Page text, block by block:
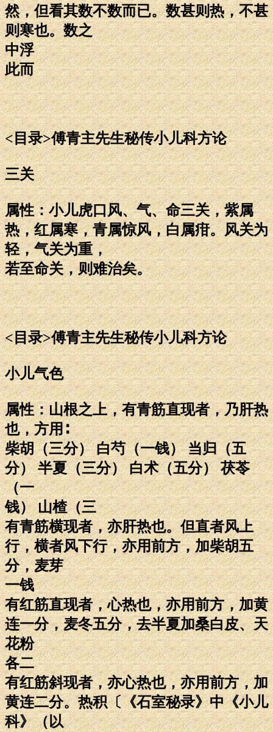
然，但看其数不数而已。数甚则热，不甚
则寒也。数之
中浮
此而
<目录>傅青主先生秘传小儿科方论
三关
属性：小儿虎口风、气、命三关，紫属
热，红属寒，青属惊风，白属疳。风关为
轻，气关为重，
若至命关，则难治矣。
<目录>傅青主先生秘传小儿科方论
小儿气色
属性：山根之上，有青筋直现者，乃肝热
也，方用∶
柴胡（三分） 白芍（一钱） 当归（五
分） 半夏（三分） 白术（五分） 茯苓
（一
钱） 山楂（三
有青筋横现者，亦肝热也。但直者风上
行，横者风下行，亦用前方，加柴胡五
分，麦芽
一钱
有红筋直现者，心热也，亦用前方，加黄
连一分，麦冬五分，去半夏加桑白皮、天
花粉
各二
有红筋斜现者，亦心热也，亦用前方，加
黄连二分。热积〔《石室秘录》中《小儿
科》（以